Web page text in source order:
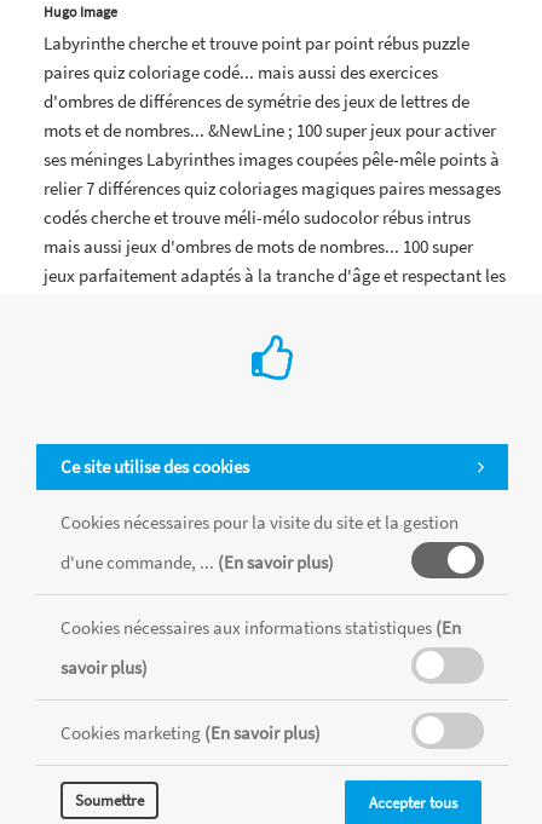
Hugo Image
Labyrinthe cherche et trouve point par point rébus puzzle
paires quiz coloriage codé... mais aussi des exercices
d'ombres de différences de symétrie des jeux de lettres de
mots et de nombres... &NewLine ; 100 super jeux pour activer
ses méninges Labyrinthes images coupées pêle-mêle points à
relier 7 différences quiz coloriages magiques paires messages
codés cherche et trouve méli-mélo sudocolor rébus intrus
mais aussi jeux d'ombres de mots de nombres... 100 super
jeux parfaitement adaptés à la tranche d'âge et respectant les
Ce site utilise des cookies
Cookies nécessaires pour la visite du site et la gestion
d'une commande, ... (En savoir plus)
Cookies nécessaires aux informations statistiques (En
savoir plus)
Cookies marketing (En savoir plus)
Soumettre Accepter tous